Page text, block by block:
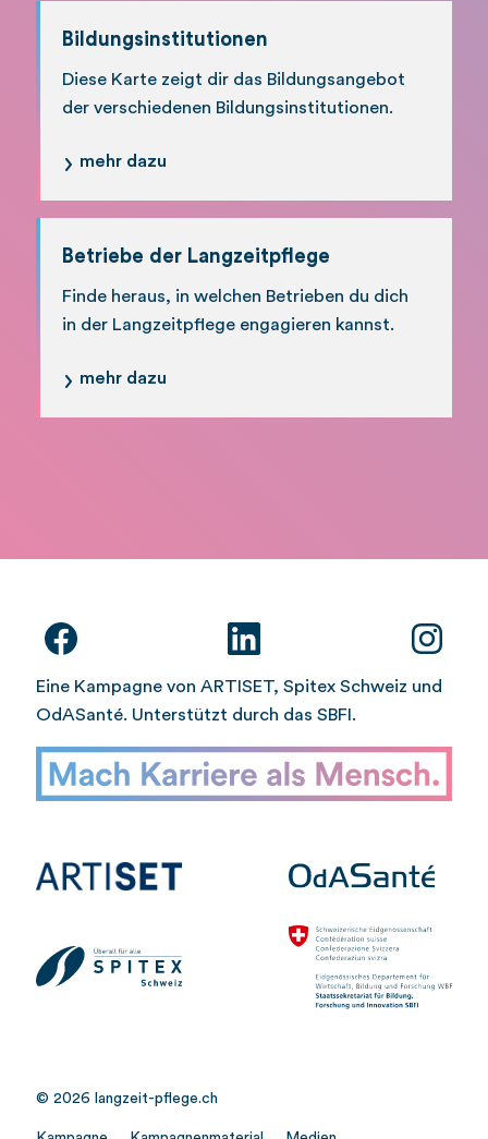
Bildungsinstitutionen
Diese Karte zeigt dir das Bildungsangebot
der verschiedenen Bildungsinstitutionen.
mehr dazu
Betriebe der Langzeitpflege
Finde heraus, in welchen Betrieben du dich
in der Langzeitpflege engagieren kannst.
mehr dazu
Eine Kampagne von ARTISET, Spitex Schweiz und
OdASanté. Unterstützt durch das SBFI.
© 2026 langzeit-pflege.ch